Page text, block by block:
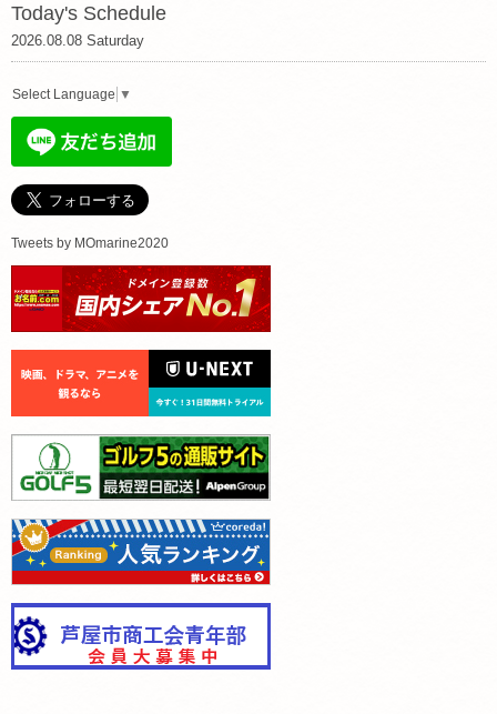
Today's Schedule
2026.08.08 Saturday
Select Language ▼
Tweets by MOmarine2020